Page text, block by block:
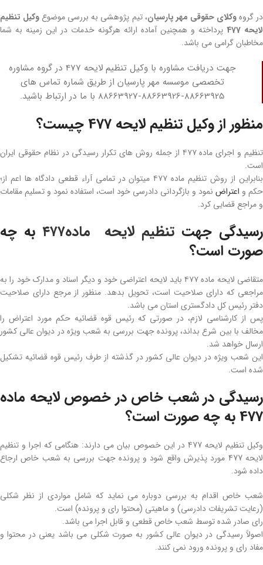
در گروهوکلای حقوقی مهر پارسیان، تیم پژوهشی به بررسی موضوع وکیل تنظیم
لایحه 477
پرداخته و همچنین آماده ارائه هرگونه خدمات در این زمینه به شما
مخاطبان گرامی می‌ باشد.
جهت دریافت مشاوره با وکیل تنظیم لایحه 477 در گروه مشاوره
تخصصی موسسه مهر پارسیان از طریق شماره تماس های
88663925-88663926-88663927 با ما در ارتباط باشید.
منظور از وکیل تنظیم لایحه 477 چیست؟
تنظیم و اجرای ماده ۴۷۷ از جمله روش‌ های تکرار رسیدگی در نظام حقوقی ایران
است.
بنابراین از روش تنظیم ماده ۴۷۷ میتوان در تمامی آراء قطعی دادگاه‌ ها اعم از؛
حکم و اعتراض نمود و بازگردانی دادرسی خود است، استفاده نمود و تسلیم مقامات
و مراجع قضایی کرد.
رسیدگی جهت تنظیم لایحه ماده۴۷۷
به چه
صورت است؟
متقاضی لایحه ماده ۴۷۷ باید لایحه اعتراضی خود و دیگر اسناد و مدارک خود را به
مراجعی که دارای صلاحیت است، تحویل بدهد. منظور از مرجع دارای صلاحیت
دفتر رئیس کل دادگستری استان می‌ باشد.
پس از کارشناسی لازم، در صورتی که رئیس قوه قضائیه حکم مورد اعتراض را
مخالف با بین شرع بداند، پرونده جهت بررسی به شعب ویژه در دیوان عالی کشور
ارسال خواهد شد.
این شعب ویژه در دیوان عالی کشور در گذشته از طرف رئیس قوه قضائیه تشکیل
شده است.
رسیدگی در شعب خاص در خصوص لایحه ماده
477 به چه صورت است؟
وکیل تنظیم لایحه 477 در این خصوص بیان می‌ دارند: هنگامی که اجرا و تنظیم
لایحه 477 مورد پذیرش واقع شود و پرونده جهت بررسی به شعب خاص ارجاع
داده شود.
شعب خاص اقدام به بررسی دوباره می‌ نماید که شامل مواردی از نظر شکلی
(رعایت تشریفات دادرسی) و ماهیتی (محتوا رای و پرونده) است.
رای صادر شده توسط شعب خاص قطعی و قابل اجرا می‌ باشد.
اصولاً رسیدگی‌ در دیوان عالی کشور به صورت شکلی می‌ باشد یعنی در محتوا و
مفاد رای و پرونده ورود نمی‌ کنند.